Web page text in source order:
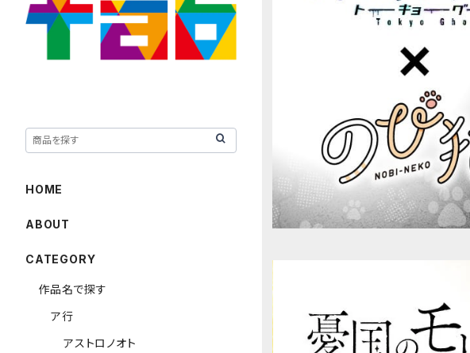
HOME
ABOUT
CATEGORY
作品名で探す
ア行
アストロノオト